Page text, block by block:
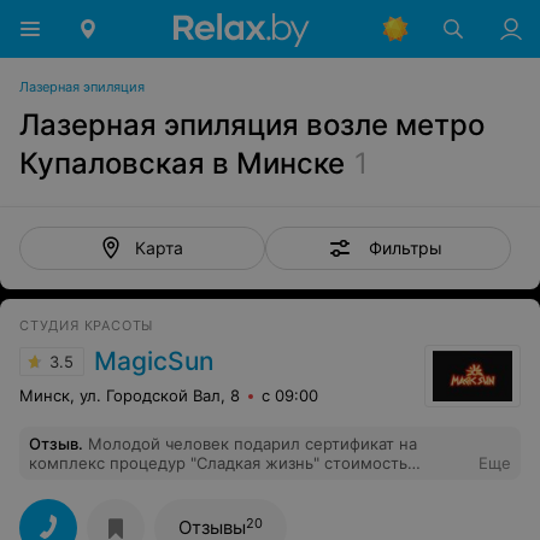
Лазерная эпиляция
Лазерная эпиляция возле метро
Купаловская в Минске 1
Карта Фильтры
СТУДИЯ КРАСОТЫ
3.5 MagicSun
Минск, ул. Городской Вал, 8 с 09:00
Отзыв. Молодой человек подарил сертификат на
комплекс процедур "Сладкая жизнь" стоимость
комплекс входит:массаж, шоколадное обертывание,
спа-маникюр, спа-педикюр.Первым был массаж и
Еще
Отзывы20